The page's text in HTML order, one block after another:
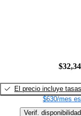
El precio incluye tasas
$630/mes
Verif. disponibilidad